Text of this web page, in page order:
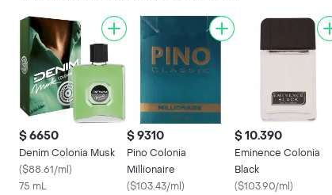
$ 6650
Denim Colonia Musk
($88.61/ml)
75 mL
$ 9310
Pino Colonia
Millionaire
($103.43/ml)
$ 10.390
Eminence Colonia
Black
($103.90/ml)